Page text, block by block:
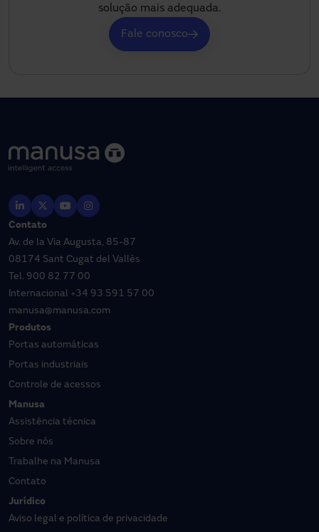
solução mais adequada.
Fale conosco
Contato
Av. de la Via Augusta, 85-87
08174 Sant Cugat del Vallès
Tel. 900 82 77 00
Internacional +34 93 591 57 00
manusa@manusa.com
Produtos
Portas automáticas
Portas industriais
Controle de acessos
Manusa
Assistência técnica
Sobre nós
Trabalhe na Manusa
Contato
Jurídico
Aviso legal e política de privacidade